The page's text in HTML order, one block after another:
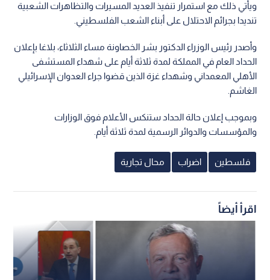
ويأتي ذلك مع استمرار تنفيذ العديد المسيرات والتظاهرات الشعبية
تنديدا بجرائم الاحتلال على أبناء الشعب الفلسطيني.
وأصدر رئيس الوزراء الدكتور بشر الخصاونة مساء الثلاثاء، بلاغا بإعلان
الحداد العام في المملكة لمدة ثلاثة أيام على شهداء المستشفى
الأهلي المعمداني وشهداء غزة الذين قضوا جراء العدوان الإسرائيلي
الغاشم.
وبموجب إعلان حالة الحداد ستنكس الأعلام فوق الوزارات
والمؤسسات والدوائر الرسمية لمدة ثلاثة أيام.
فلسطين اضراب محال تجارية
اقرأ أيضاً